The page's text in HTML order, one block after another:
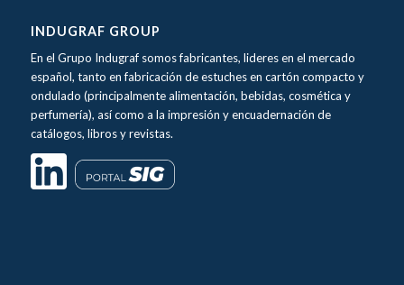
INDUGRAF GROUP
En el Grupo Indugraf somos fabricantes, lideres en el mercado
español, tanto en fabricación de estuches en cartón compacto y
ondulado (principalmente alimentación, bebidas, cosmética y
perfumería), así como a la impresión y encuadernación de
catálogos, libros y revistas.